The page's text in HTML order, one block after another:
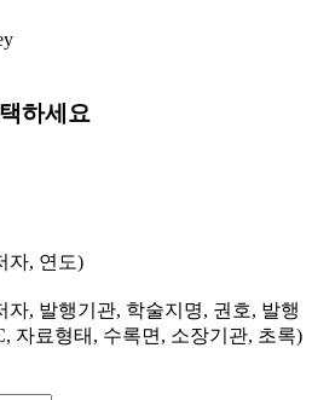
하세요
자, 연도)
자, 발행기관, 학술지명, 권호, 발행
자료형태, 수록면, 소장기관, 초록)